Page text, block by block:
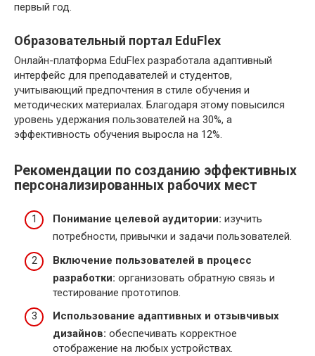
первый год.
Образовательный портал EduFlex
Онлайн-платформа EduFlex разработала адаптивный
интерфейс для преподавателей и студентов,
учитывающий предпочтения в стиле обучения и
методических материалах. Благодаря этому повысился
уровень удержания пользователей на 30%, а
эффективность обучения выросла на 12%.
Рекомендации по созданию эффективных
персонализированных рабочих мест
Понимание целевой аудитории: изучить
потребности, привычки и задачи пользователей.
Включение пользователей в процесс
разработки: организовать обратную связь и
тестирование прототипов.
Использование адаптивных и отзывчивых
дизайнов: обеспечивать корректное
отображение на любых устройствах.